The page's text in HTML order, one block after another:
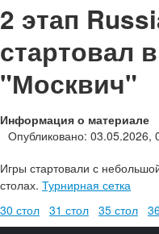
2 этап
стартовал
"Москвич"
Информация о материале
Опубликовано: 03.05.2026,
Игры стартовали с
столах. Турнирная сетка
30 стол 31 стол 35 стол